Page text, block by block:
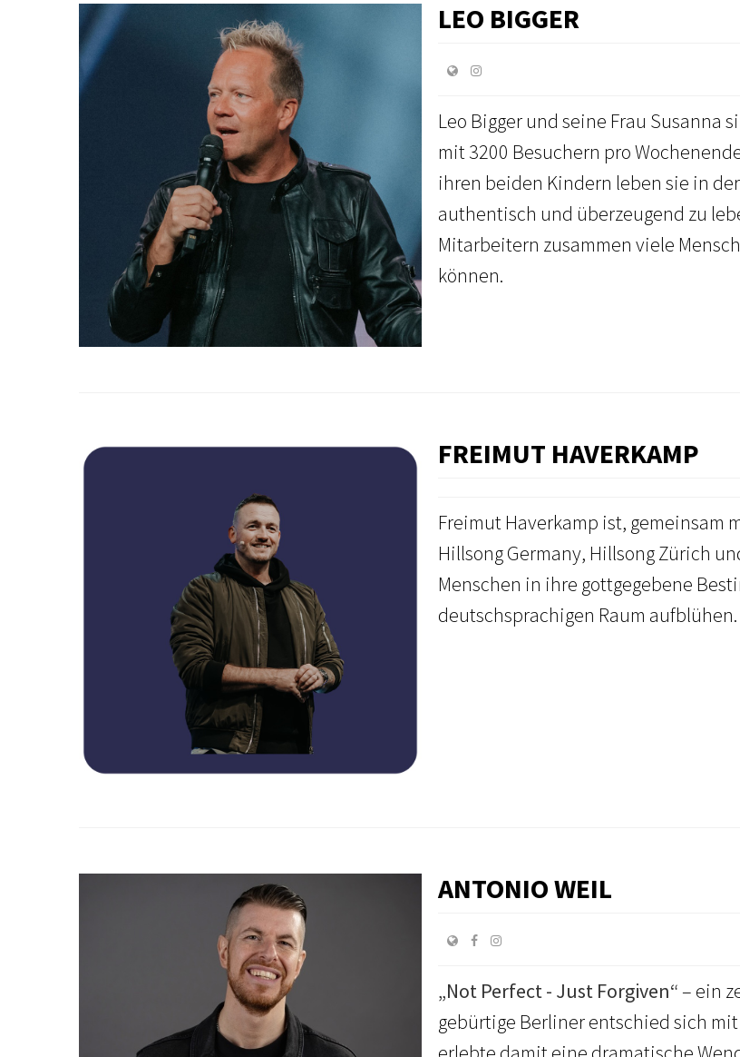
LEO BIGGER
Leo Bigger und seine Frau Susanna
mit 3200 Besuchern pro
ihren beiden Kindern leben sie in
authentisch und überzeugend zu
Mitarbeitern zusammen viele
können.
FREIMUT HAVERKAMP
Freimut Haverkamp ist, gemeinsam
Hillsong Germany, Hillsong Zürich
Menschen in ihre gottgegebene
deutschsprachigen Raum aufblühen.
ANTONIO WEIL
„Not Perfect - Just Forgiven“– ein
gebürtige Berliner entschied sich